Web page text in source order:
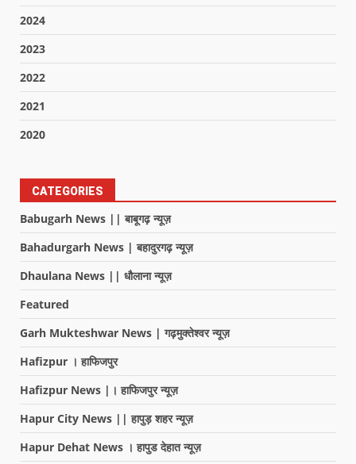
2024
2023
2022
2021
2020
CATEGORIES
Babugarh News || बाबूगढ़ न्यूज़
Bahadurgarh News | बहादुरगढ़ न्यूज़
Dhaulana News || धौलाना न्यूज़
Featured
Garh Mukteshwar News | गढ़मुक्तेश्वर न्यूज़
Hafizpur । हाफिजपुर
Hafizpur News |। हाफिजपुर न्यूज़
Hapur City News || हापुड़ शहर न्यूज़
Hapur Dehat News । हापुड देहात न्यूज़